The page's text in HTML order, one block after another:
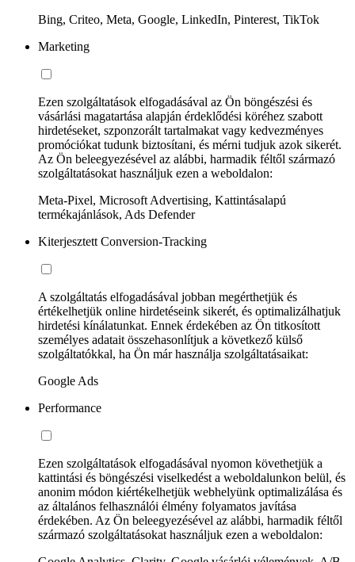
Bing, Criteo, Meta, Google, LinkedIn, Pinterest, TikTok
Marketing
Ezen szolgáltatások elfogadásával az Ön böngészési és
vásárlási magatartása alapján érdeklődési köréhez szabott
hirdetéseket, szponzorált tartalmakat vagy kedvezményes
promóciókat tudunk biztosítani, és mérni tudjuk azok sikerét.
Az Ön beleegyezésével az alábbi, harmadik féltől származó
szolgáltatásokat használjuk ezen a weboldalon:
Meta-Pixel, Microsoft Advertising, Kattintásalapú
termékajánlások, Ads Defender
Kiterjesztett Conversion-Tracking
A szolgáltatás elfogadásával jobban megérthetjük és
értékelhetjük online hirdetéseink sikerét, és optimalizálhatjuk
hirdetési kínálatunkat. Ennek érdekében az Ön titkosított
személyes adatait összehasonlítjuk a következő külső
szolgáltatókkal, ha Ön már használja szolgáltatásaikat:
Google Ads
Performance
Ezen szolgáltatások elfogadásával nyomon követhetjük a
kattintási és böngészési viselkedést a weboldalunkon belül, és
anonim módon kiértékelhetjük webhelyünk optimalizálása és
az általános felhasználói élmény folyamatos javítása
érdekében. Az Ön beleegyezésével az alábbi, harmadik féltől
származó szolgáltatásokat használjuk ezen a weboldalon: